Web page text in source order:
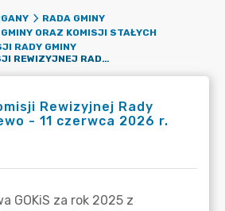
RADA GMINY
ORAZ KOMISJI STAŁYCH
RADY GMINY
POSIEDZENIE KOMISJI REWIZYJNEJ RADY GMINY KLESZCZEWO - 11 CZERWCA 2026 R.
Rewizyjnej Rady
- 11 czerwca 2026 r.